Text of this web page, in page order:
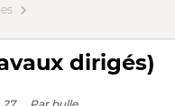
dirigés)